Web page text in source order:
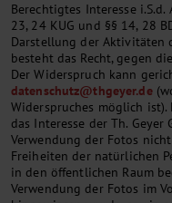
Berechtigtes Interesse i.S.d.
23, 24 KUG und §§ 14, 28
Darstellung der Aktivitäten
besteht das Recht, gegen
Der Widerspruch kann
datenschutz@thgeyer.de
Widerspruches möglich ist).
das Interesse der Th.
Verwendung der Fotos
Freiheiten der natürlichen
in den öffentlichen Raum
Verwendung der Fotos im